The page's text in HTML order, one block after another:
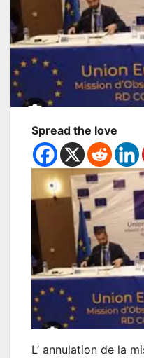
Spread the love
L’ annulation de la